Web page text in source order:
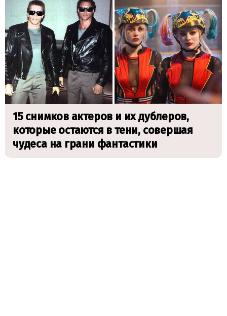
15 снимков актеров и их дублеров,
которые остаются в тени, совершая
чудеса на грани фантастики